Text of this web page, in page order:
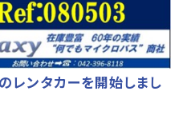
レンタカーを開始しまし